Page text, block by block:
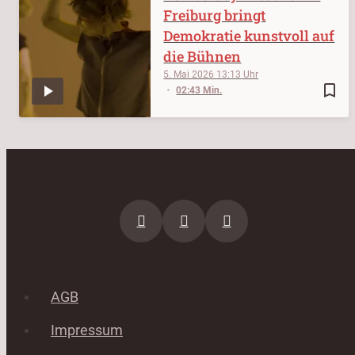
bookmark_border
5. Mai 2026 13:13
02:43 Min.
Freiburg bringt
Demokratie kunstvoll auf
die Bühnen
AGB
Impressum